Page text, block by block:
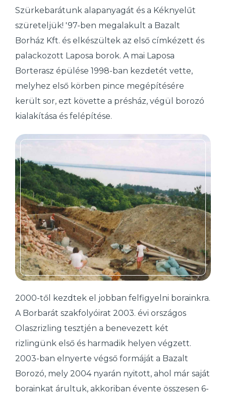
Szürkebarátunk alapanyagát és a Kéknyelűt
szüreteljük! '97-ben megalakult a Bazalt
Borház Kft. és elkészültek az első címkézett és
palackozott Laposa borok. A mai Laposa
Borterasz épülése 1998-ban kezdetét vette,
melyhez első körben pince megépítésére
került sor, ezt követte a présház, végül borozó
kialakítása és felépítése.
2000-től kezdtek el jobban felfigyelni borainkra.
A Borbarát szakfolyóirat 2003. évi országos
Olaszrizling tesztjén a benevezett két
rizlingünk első és harmadik helyen végzett.
2003-ban elnyerte végső formáját a Bazalt
Borozó, mely 2004 nyarán nyitott, ahol már saját
borainkat árultuk, akkoriban évente összesen 6-